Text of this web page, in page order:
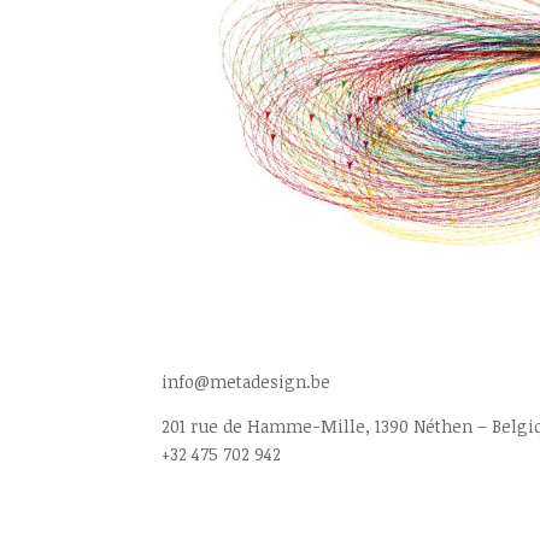
info@metadesign.be
201 rue de Hamme-Mille, 1390 Néthen –
+32 475 702 942